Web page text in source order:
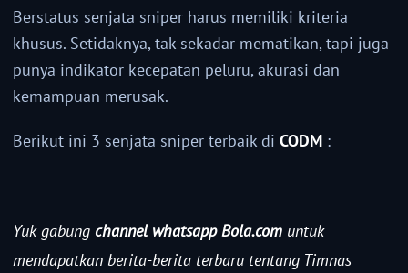
Berstatus senjata sniper harus memiliki kriteria
khusus. Setidaknya, tak sekadar mematikan, tapi juga
punya indikator kecepatan peluru, akurasi dan
kemampuan merusak.
Berikut ini 3 senjata sniper terbaik di CODM :
Yuk gabung channel whatsapp Bola.com untuk
mendapatkan berita-berita terbaru tentang Timnas